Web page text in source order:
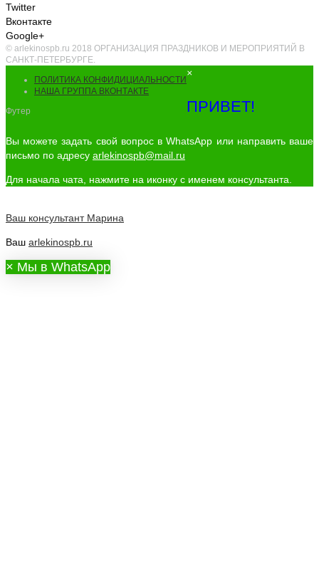
Twitter
Вконтакте
Google+
© arlekinospb.ru 2018 ОРГАНИЗАЦИЯ ПРАЗДНИКОВ И МЕРОПРИЯТИЙ В
САНКТ-ПЕТЕРБУРГЕ.
ПОЛИТИКА КОНФИДИЦИАЛЬНОСТИ
НАША ГРУППА ВКОНТАКТЕ
Футер
×
ПРИВЕТ!
Вы можете задать свой вопрос в WhatsApp или направить ваше
письмо по адресу arlekinospb@mail.ru
Для начала чата, нажмите на иконку с именем консультанта.
Ваш консультант Марина
Ваш arlekinospb.ru
× Мы в WhatsApp